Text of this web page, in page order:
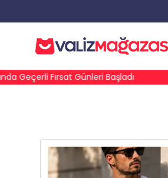
Başladı 20 Eylül - 20 Ekim